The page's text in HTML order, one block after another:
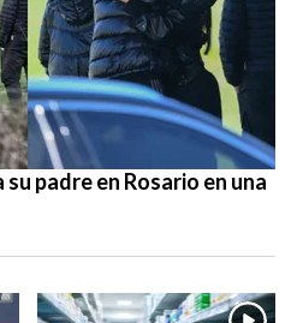
padre en Rosario en una